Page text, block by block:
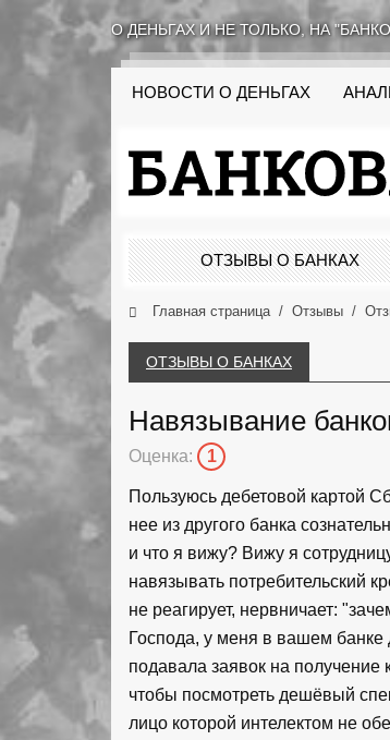
О ДЕНЬГАХ И НЕ ТОЛЬКО, НА
НОВОСТИ О ДЕНЬГАХ
ОТЗЫВЫ О БАНКАХ
Главная страница Отзывы
ОТЗЫВЫ О БАНКАХ
Навязывание
Оценка: 1
Пользуюсь дебетовой картой
нее из другого банка
и что я вижу? Вижу я
навязывать потребительский
не реагирует, нервничает:
Господа, у меня в вашем банке
подавала заявок на получение
чтобы посмотреть дешёвый
лицо которой интелектом не